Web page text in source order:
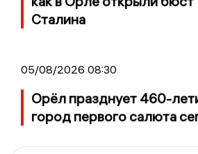
Сталина
05/08/2026 08:30
Орёл празднует 460-
город первого салюта